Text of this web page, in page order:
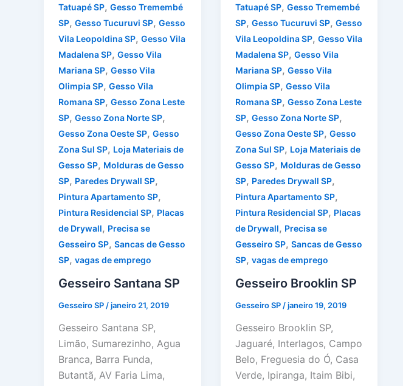
Tatuapé SP, Gesso Tremembé
SP, Gesso Tucuruvi SP, Gesso
Vila Leopoldina SP, Gesso Vila
Madalena SP, Gesso Vila
Mariana SP, Gesso Vila
Olimpia SP, Gesso Vila
Romana SP, Gesso Zona Leste
SP, Gesso Zona Norte SP,
Gesso Zona Oeste SP, Gesso
Zona Sul SP, Loja Materiais de
Gesso SP, Molduras de Gesso
SP, Paredes Drywall SP,
Pintura Apartamento SP,
Pintura Residencial SP, Placas
de Drywall, Precisa se
Gesseiro SP, Sancas de Gesso
SP, vagas de emprego
Gesseiro Santana SP
Gesseiro SP /janeiro 21, 2019
Gesseiro Santana SP,
Limão, Sumarezinho, Agua
Branca, Barra Funda,
Butantã, AV Faria Lima,
Tatuapé SP, Gesso Tremembé
SP, Gesso Tucuruvi SP, Gesso
Vila Leopoldina SP, Gesso Vila
Madalena SP, Gesso Vila
Mariana SP, Gesso Vila
Olimpia SP, Gesso Vila
Romana SP, Gesso Zona Leste
SP, Gesso Zona Norte SP,
Gesso Zona Oeste SP, Gesso
Zona Sul SP, Loja Materiais de
Gesso SP, Molduras de Gesso
SP, Paredes Drywall SP,
Pintura Apartamento SP,
Pintura Residencial SP, Placas
de Drywall, Precisa se
Gesseiro SP, Sancas de Gesso
SP, vagas de emprego
Gesseiro Brooklin SP
Gesseiro SP /janeiro 19, 2019
Gesseiro Brooklin SP,
Jaguaré, Interlagos, Campo
Belo, Freguesia do Ó, Casa
Verde, Ipiranga, Itaim Bibi,